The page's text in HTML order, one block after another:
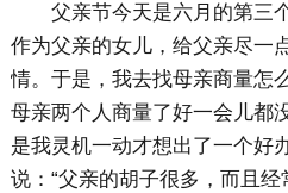
父亲节今天是六月的第
作为父亲的女儿，给父亲尽一
情。于是，我去找母亲商量怎
母亲两个人商量了好一会儿都
是我灵机一动才想出了一个好
说：“父亲的胡子很多，而且